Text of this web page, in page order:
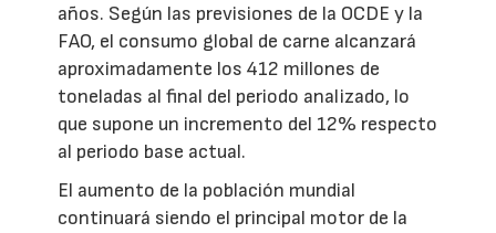
años. Según las previsiones de la OCDE y la
FAO, el consumo global de carne alcanzará
aproximadamente los 412 millones de
toneladas al final del periodo analizado, lo
que supone un incremento del 12% respecto
al periodo base actual.
El aumento de la población mundial
continuará siendo el principal motor de la